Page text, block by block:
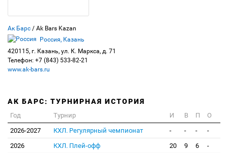
Ак Барс / Ak Bars Kazan
Россия, Казань
420115, г. Казань, ул. К. Маркса, д. 71
Телефон: +7 (843) 533-82-21
www.ak-bars.ru
АК БАРС: ТУРНИРНАЯ ИСТОРИЯ
Год Турнир И В П
О
2026-2027
КХЛ. Регулярный чемпионат - - -
-
2026
КХЛ. Плей-офф 20 9 6
-